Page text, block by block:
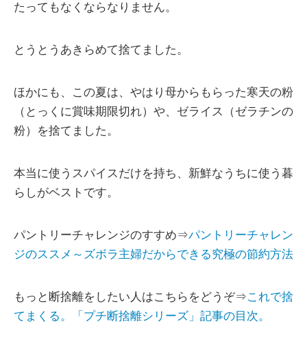
たってもなくならなりません。
とうとうあきらめて捨てました。
ほかにも、この夏は、やはり母からもらった寒天の粉
（とっくに賞味期限切れ）や、ゼライス（ゼラチンの
粉）を捨てました。
本当に使うスパイスだけを持ち、新鮮なうちに使う暮
らしがベストです。
パントリーチャレンジのすすめ⇒パントリーチャレン
ジのススメ～ズボラ主婦だからできる究極の節約方法
もっと断捨離をしたい人はこちらをどうぞ⇒これで捨
てまくる。「プチ断捨離シリーズ」記事の目次。